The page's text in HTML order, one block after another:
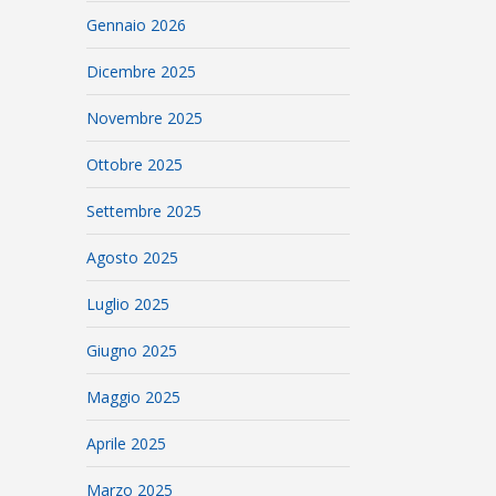
Gennaio 2026
Dicembre 2025
Novembre 2025
Ottobre 2025
Settembre 2025
Agosto 2025
Luglio 2025
Giugno 2025
Maggio 2025
Aprile 2025
Marzo 2025